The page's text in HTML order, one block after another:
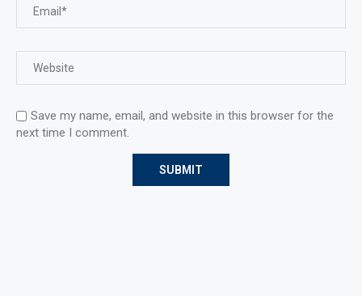
Save my name, email, and website in this browser for the
next time I comment.